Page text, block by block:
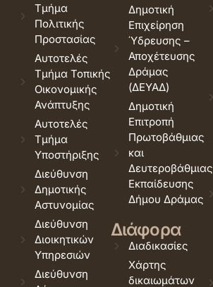
Τμήμα
Πολιτικής
Προστασίας
Αυτοτελές
Τμήμα Τοπικής
Οικονομικής
Ανάπτυξης
Αυτοτελές
Τμήμα
Υποστήριξης
Διεύθυνση
Δημοτικής
Αστυνομίας
Διεύθυνση
Διοικητικών
Υπηρεσιών
Διεύθυνση
Δημοτική
Επιχείρηση
Ύδρευσης –
Αποχέτευσης
Δράμας
(ΔΕΥΑΔ)
Δημοτική
Επιτροπή
Πρωτοβάθμιας
και
Δευτεροβάθμιας
Εκπαίδευσης
Δήμου Δράμας
Διάφορα
Διαδικασίες
Χάρτης
δικαιωμάτων